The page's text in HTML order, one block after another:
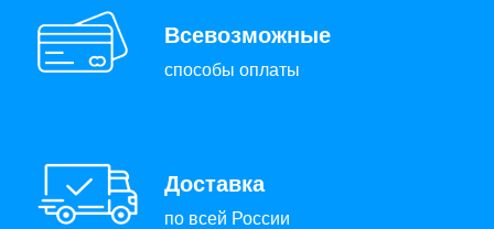
Всевозможные
способы оплаты
Доставка
по всей России